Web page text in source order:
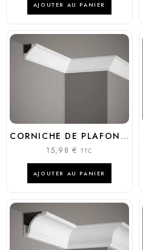
AJOUTER AU PANIER
CORNICHE DE PLAFOND MD 368
15,98€ TTC
AJOUTER AU PANIER